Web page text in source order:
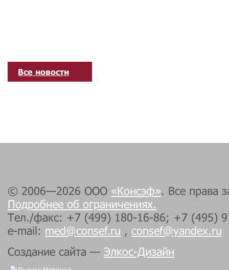
Все новости
© 2006—2026 ООО «Консэф». Все права
Подробнее об ограничениях.
Тел./факс: +7 (499) 180-16-86; +7 (495)
e-mail: med@consef.ru , consef@yandex.ru
Создание сайта — Элкос-Дизайн